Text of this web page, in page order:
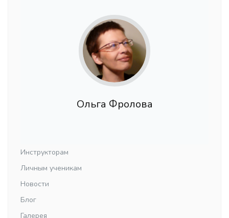
Ольга Фролова
Инструкторам
Личным ученикам
Новости
Блог
Галерея